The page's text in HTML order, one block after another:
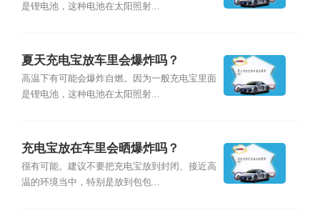
是锂电池，这种电池在太阳照射...
夏天充电宝放车里会爆炸吗？
高温下有可能会爆炸自燃。因为一般充电宝里面
是锂电池，这种电池在太阳照射...
充电宝放在车里会晒爆炸吗？
很有可能。建议不要把充电宝放到封闭、接近高
温的环境当中，特别是放到包包...